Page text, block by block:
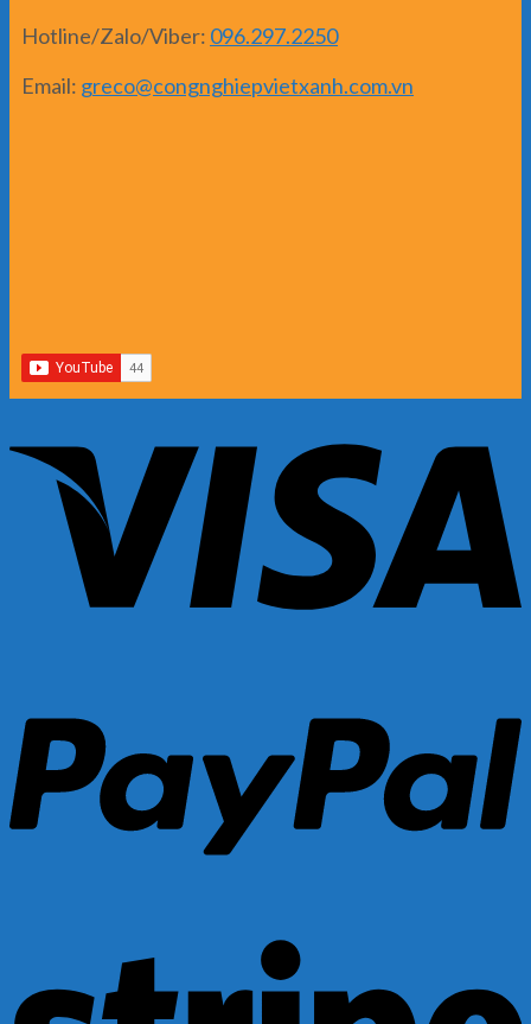
Hotline/Zalo/Viber: 096.297.2250
Email: greco@congnghiepvietxanh.com.vn